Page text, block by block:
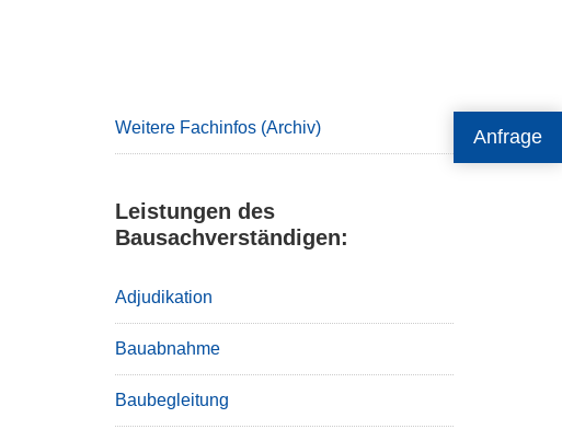
Anfrage
Weitere Fachinfos (Archiv)
Leistungen des
Bausachverständigen:
Adjudikation
Bauabnahme
Baubegleitung